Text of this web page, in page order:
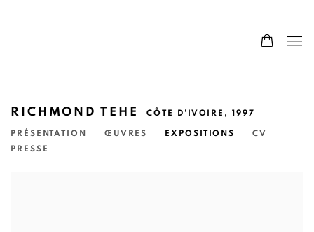
RICHMOND TEHE CÔTE D'IVOIRE, 1997
PRÉSENTATION ŒUVRES EXPOSITIONS
CV
PRESSE